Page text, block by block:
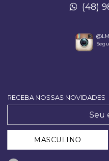
(48)
RECEBA NOSSAS NOVIDADES
MASCULINO